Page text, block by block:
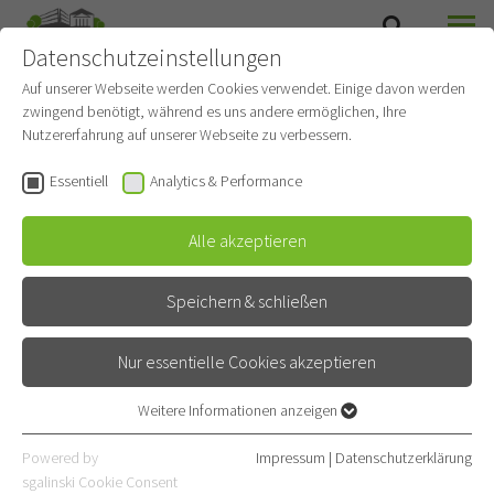
Heimbeatmungsambulanz
Spezialambulanz
Kontakt
Röntgenstraße 1
69126 Heidelberg
06221 396-1752
Datenschutzeinstellungen
Auf unserer Webseite werden Cookies verwendet. Einige davon werden
zwingend benötigt, während es uns andere ermöglichen, Ihre
Nutzererfahrung auf unserer Webseite zu verbessern.
Essentiell Analytics & Performance
Alle akzeptieren
Speichern & schließen
Nur essentielle Cookies akzeptieren
Essentielle Cookies werden für grundlegende Funktionen der
Webseite benötigt. Dadurch ist gewährleistet, dass die Webseite
Weitere Informationen anzeigen
Powered by
sgalinski Cookie Consent
Impressum | Datenschutzerklärung